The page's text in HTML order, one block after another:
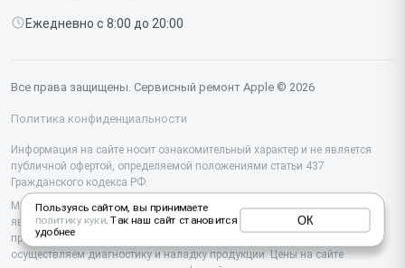
Контакты
Studio Display
Vision Pro
Ежедневно с 8:00 до 20:00
Все права защищены. Сервисный ремонт Apple © 2026
Политика конфиденциальности
Информация на сайте носит ознакомительный характер и не является
публичной офертой, определяемой положениями статьи 437
Гражданского кодекса РФ.
Мы специализируемся на обслуживании и ремонте техники Apple, но не
являемся их официальным представителем. Предоставляем
профессиональные услуги после истечения гарантии, а также
осуществляем диагностику и наладку продукции. Цены на сайте
Пользуясь сайтом, вы принимаете
политику куки. Так наш сайт становится
удобнее
ОК